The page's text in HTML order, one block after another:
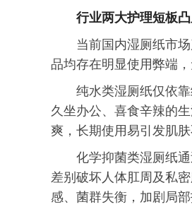
行业两大护理短板
当前国内湿厕纸市
品均存在明显使用弊端
纯水类湿厕纸仅依
久坐办公、喜食辛辣的
爽，长期使用易引发肌
化学抑菌类湿厕纸
差别破坏人体肛周及私
感、菌群失衡，加剧局